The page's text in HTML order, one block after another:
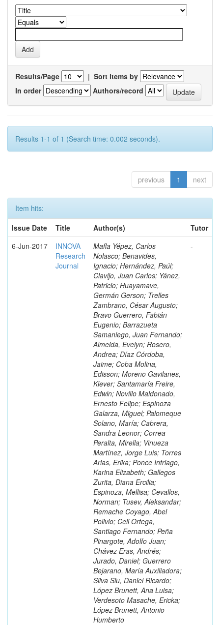
Results/Page | Sort items by
In order
Authors/record
Results 1-1 of 1 (Search time: 0.002 seconds).
previous 1 next
Item hits:
Issue Date
Title Author(s)
Tutor
6-Jun-2017
INNOVA
Research
Journal
Mafla Yépez, Carlos
Nolasco; Benavides,
Ignacio; Hernández, Paúl;
Clavijo, Juan Carlos; Yánez,
Patricio; Huayamave,
Germán Gerson; Trelles
Zambrano, César Augusto;
Bravo Guerrero, Fabián
Eugenio; Barrazueta
Samaniego, Juan Fernando;
Almeida, Evelyn; Rosero,
Andrea; Díaz Córdoba,
Jaime; Coba Molina,
Edisson; Moreno Gavilanes,
Klever; Santamaría Freire,
Edwin; Novillo Maldonado,
Ernesto Felipe; Espinoza
Galarza, Miguel; Palomeque
Solano, María; Cabrera,
Sandra Leonor; Correa
Peralta, Mirella; Vinueza
Martínez, Jorge Luis; Torres
Arias, Erika; Ponce Intriago,
Karina Elizabeth; Gallegos
Zurita, Diana Ercilia;
Espinoza, Mellisa; Cevallos,
Norman; Tusev, Aleksandar;
Remache Coyago, Abel
Polivio; Celi Ortega,
Santiago Fernando; Peña
Pinargote, Adolfo Juan;
Chávez Eras, Andrés;
Jurado, Daniel; Guerrero
Bejarano, María Auxiliadora;
Silva Siu, Daniel Ricardo;
López Brunett, Ana Luisa;
Verdesoto Masache, Ericka;
López Brunett, Antonio
Humberto
-